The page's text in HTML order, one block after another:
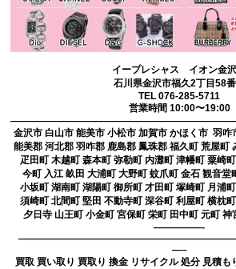
イープレシャス イオン金
石川県金沢市福久2丁目58
TEL 076-285-5711
営業時間 10:00〜19:00
金沢市 白山市 能美市 小松市 加賀市 かほく市 羽咋
能美郡 河北郡 羽咋郡 鹿島郡 鳳珠郡 福久町 荒屋町
疋田町 木越町 森本町 弥勒町 内灘町 津幡町 粟崎
今町 入江 畝田 大浦町 大野町 蚊爪町 金石 観音堂
小坂町 湖南町 湖陽町 御所町 才田町 塚崎町 月浦
須崎町 北間町 堅田 不動寺町 深谷町 利屋町 横枕
夕日寺 山王町 小金町 宮保町 栄町 田中町 元町
—————-
—–
買取 買い取り 買取り 換金 リサイクル 処分 見積も